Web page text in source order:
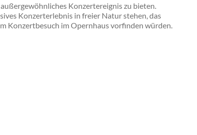
Konzertereignis zu bieten.
Konzerterlebnis in freier Natur stehen, das
Konzertbesuch im Opernhaus vorfinden würden.